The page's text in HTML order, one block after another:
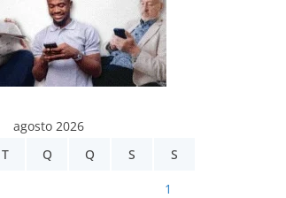
agosto 2026
T Q Q S S
1